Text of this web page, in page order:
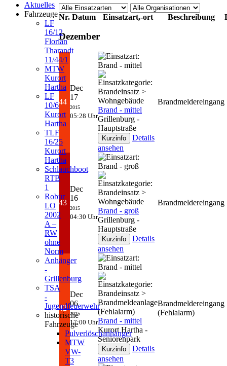
Nr. Datum Einsatzart,-ort Beschreibung
Dezember
44
Dec
17
2015
05:28 Uhr
Brand - mittel
Grillenburg -
Hauptstraße
Details
ansehen
Brandmeldereingang
43
Dec
16
2015
04:30 Uhr
Brand - groß
Grillenburg -
Hauptstraße
Details
ansehen
Brandmeldereingang
42
Dec
06
2015
17:00 UhrBrand - mittel
Kurort Hartha -
Seniorenpark
Details
ansehen
Brandmeldereingang
(Fehlalarm)
Aktuelles
Fahrzeuge
LF
16/12
Florian
Tharandt
11/44/1
MTW
Kurort
Hartha
LF
10/6
Kurort
Hartha
TLF
16/25
Kurort
Hartha
Schlauchboot
RTB
1
Robur
LO
2002
A –
RW
ohne
Norm
Anhänger
-
Grillenburg
TSA
-
Jugendfeuerwehr
historische
Fahrzeuge
Pulverlöschanhänger
MTW
VW-
T3